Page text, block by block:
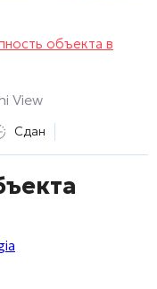
объекта в
View
Сдан